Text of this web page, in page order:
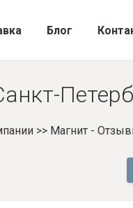
Блог
>> Магнит -